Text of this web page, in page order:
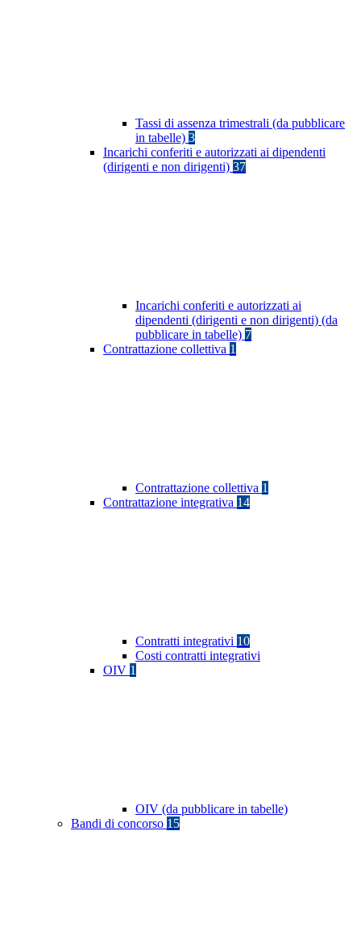
Tassi di assenza trimestrali (da pubblicare
in tabelle) 3
Incarichi conferiti e autorizzati ai dipendenti
(dirigenti e non dirigenti) 37
Incarichi conferiti e autorizzati ai
dipendenti (dirigenti e non dirigenti) (da
pubblicare in tabelle) 7
Contrattazione collettiva 1
Contrattazione collettiva 1
Contrattazione integrativa 14
Contratti integrativi 10
Costi contratti integrativi
OIV 1
OIV (da pubblicare in tabelle)
Bandi di concorso 15